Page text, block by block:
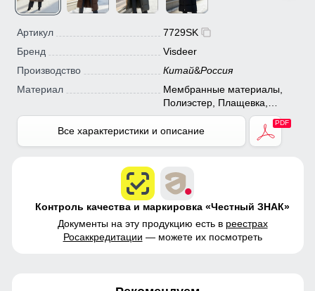
Артикул
7729SK
Бренд
Visdeer
Производство
Китай&Россия
Материал
Мембранные материалы,
Полиэстер, Плащевка,
Болонь, Экологичные
материалы
Все характеристики и описание
Контроль качества и маркировка «Честный ЗНАК»
Документы на эту продукцию есть в реестрах
Росаккредитации — можете их посмотреть